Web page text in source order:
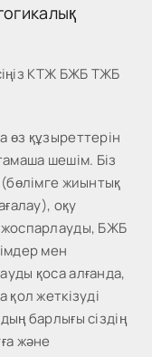
КТЖ БЖБ ТЖБ
өз құзыреттерін
шешім. Біз
жиынтық
оқу
жоспарлауды, БЖБ
мен
қоса алғанда,
жеткізуді
барлығы сіздің
және